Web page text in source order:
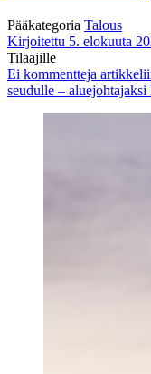
Pääkategoria Talous
Kirjoitettu 5. elokuuta
Tilaajille
Ei kommentteja
seudulle –